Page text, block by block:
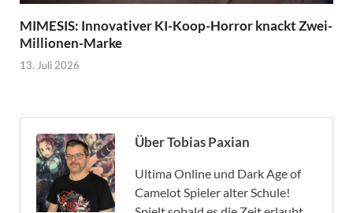
MIMESIS: Innovativer KI-Koop-Horror knackt Zwei-
Millionen-Marke
13. Juli 2026
Über Tobias Paxian
Ultima Online und Dark Age of
Camelot Spieler alter Schule!